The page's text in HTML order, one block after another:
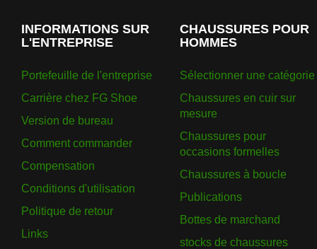
INFORMATIONS SUR
L'ENTREPRISE
Portefeuille de l'entreprise
Carrière chez FG Shoe
Version de bureau
Comment commander
Compensation
Conditions d'utilisation
Politique de retour
Links
CHAUSSURES POUR
HOMMES
Sélectionner une catégorie
Chaussures en cuir sur
mesure
Chaussures pour
occasions formelles
Chaussures à boucle
Publications
Bottes de marchand
stocks de chaussures